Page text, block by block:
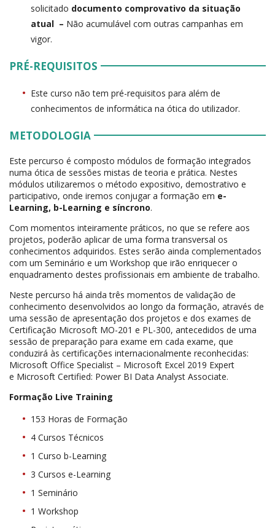
solicitado documento comprovativo da situação
atual – Não acumulável com outras campanhas em
vigor.
PRÉ-REQUISITOS
Este curso não tem pré-requisitos para além de
conhecimentos de informática na ótica do utilizador.
METODOLOGIA
Este percurso é composto módulos de formação integrados
numa ótica de sessões mistas de teoria e prática. Nestes
módulos utilizaremos o método expositivo, demostrativo e
participativo, onde iremos conjugar a formação em e-
Learning, b-Learning e síncrono.
Com momentos inteiramente práticos, no que se refere aos
projetos, poderão aplicar de uma forma transversal os
conhecimentos adquiridos. Estes serão ainda complementados
com um Seminário e um Workshop que irão enriquecer o
enquadramento destes profissionais em ambiente de trabalho.
Neste percurso há ainda três momentos de validação de
conhecimento desenvolvidos ao longo da formação, através de
uma sessão de apresentação dos projetos e dos exames de
Certificação Microsoft MO-201 e PL-300, antecedidos de uma
sessão de preparação para exame em cada exame, que
conduzirá às certificações internacionalmente reconhecidas:
Microsoft Office Specialist – Microsoft Excel 2019 Expert
e Microsoft Certified: Power BI Data Analyst Associate.
Formação Live Training
153 Horas de Formação
4 Cursos Técnicos
1 Curso b-Learning
3 Cursos e-Learning
1 Seminário
1 Workshop